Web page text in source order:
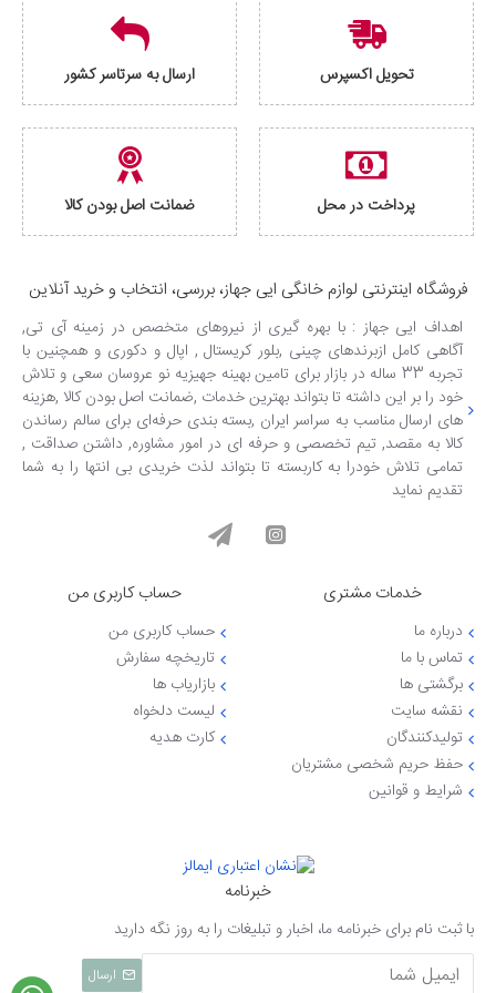
تحویل اکسپرس ارسال به سرتاسر کشور
پرداخت در محل ضمانت اصل بودن کالا
فروشگاه اینترنتی لوازم خانگی ایی جهاز، بررسی، انتخاب و خرید آنلاین
اهداف ایی جهاز : با بهره گیری از نیروهای متخصص در زمینه آی تی,
آگاهی کامل ازبرندهای چینی ,بلور کریستال , اپال و دکوری و همچنین با
تجربه 33 ساله در بازار برای تامین بهینه جهیزیه نو عروسان سعی و تلاش
خود را بر این داشته تا بتواند بهترین خدمات ,ضمانت اصل بودن کالا ,هزینه
های ارسال مناسب به سراسر ایران ,بسته بندی حرفه‌ای برای سالم رساندن
کالا به مقصد, تیم تخصصی و حرفه ای در امور مشاوره, داشتن صداقت ,
تمامی تلاش خودرا به کاربسته تا بتواند لذت خریدی بی انتها را به شما
تقدیم نماید
خدمات مشتری
درباره ما
تماس با ما
برگشتی ها
نقشه سایت
تولیدکنندگان
حفظ حریم شخصی مشتریان
شرایط و قوانین
حساب کاربری من
حساب کاربری من
تاریخچه سفارش
بازاریاب ها
لیست دلخواه
کارت هدیه
خبرنامه
با ثبت نام برای خبرنامه ما، اخبار و تبلیغات را به روز نگه دارید
ارسال